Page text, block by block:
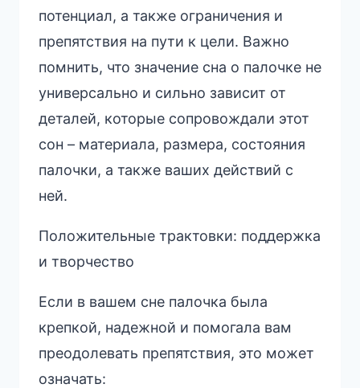
потенциал, а также ограничения и
препятствия на пути к цели. Важно
помнить, что значение сна о палочке не
универсально и сильно зависит от
деталей, которые сопровождали этот
сон – материала, размера, состояния
палочки, а также ваших действий с
ней.
Положительные трактовки: поддержка
и творчество
Если в вашем сне палочка была
крепкой, надежной и помогала вам
преодолевать препятствия, это может
означать: